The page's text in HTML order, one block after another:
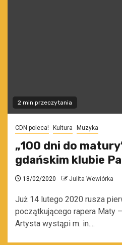
2 min przeczytania
CDN poleca! Kultura Muzyka
„100 dni do
gdańskim klubie
18/02/2020 Julita Wewiórka
Już 14 lutego 2020 rusza
początkującego rapera Maty
Artysta wystąpi m. in....